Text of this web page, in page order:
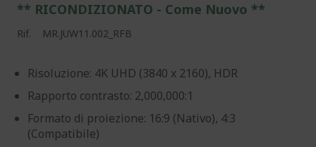
** RICONDIZIONATO - Come Nuovo **
Rif. MR.JUW11.002_RFB
Risoluzione: 4K UHD (3840 x 2160), HDR
Rapporto contrasto: 2,000,000:1
Formato di proiezione: 16:9 (Nativo), 4:3
(Compatibile)